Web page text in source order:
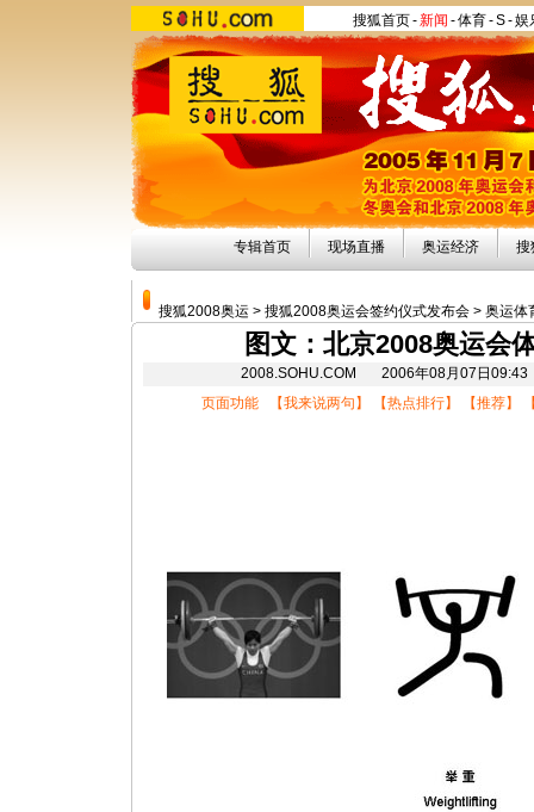
搜狐首页-新闻 -体育-S-娱
专辑首页 现场直播 奥运经济 搜
搜狐2008奥运 > 搜狐2008奥运会签约仪式发布会 > 奥运体
图文：北京2008奥运会
2008.SOHU.COM 2006年08月07日
页面功能 【我来说两句 】 【热点排行】 【推荐】